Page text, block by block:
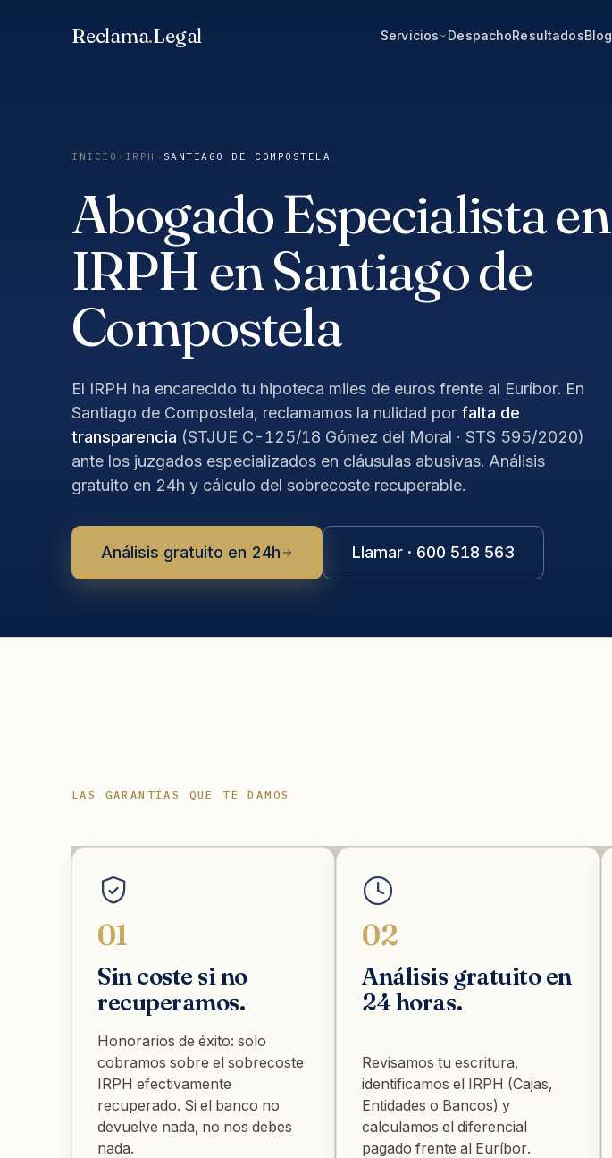
Reclama.Legal Servicios DespachoResultadosBlog
INICIO › IRPH › SANTIAGO DE COMPOSTELA
Abogado Especialista en
IRPH en Santiago de
Compostela
El IRPH ha encarecido tu hipoteca miles de euros frente al Euríbor. En
Santiago de Compostela, reclamamos la nulidad por falta de
transparencia (STJUE C-125/18 Gómez del Moral · STS 595/2020)
ante los juzgados especializados en cláusulas abusivas. Análisis
gratuito en 24h y cálculo del sobrecoste recuperable.
Análisis gratuito en 24h Llamar · 600 518 563
LAS GARANTÍAS QUE TE DAMOS
01
Sin coste si no
recuperamos.
Honorarios de éxito: solo
cobramos sobre el sobrecoste
IRPH efectivamente
recuperado. Si el banco no
devuelve nada, no nos debes
nada.
02
Análisis gratuito en
24 horas.
Revisamos tu escritura,
identificamos el IRPH (Cajas,
Entidades o Bancos) y
calculamos el diferencial
pagado frente al Euríbor.